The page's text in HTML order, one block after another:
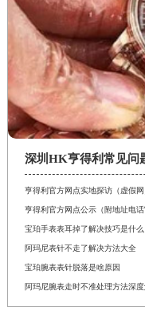
深圳HK亨得利常见问
亨得利官方网点实地探访（虚假
亨得利官方网点公示（附地址电
宝珀手表表耳掉了解决技巧是什么
阿玛尼表针不走了解决方法大全
宝珀腕表表针脱落是啥原因
阿玛尼腕表走时不准处理方法深